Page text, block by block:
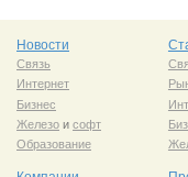
Новости
Связь
Интернет
Бизнес
Железоисофт
Образование